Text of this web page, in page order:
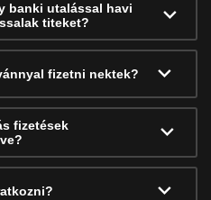
banki utalással havi
titeket?
fizetni nektek?
fizetések